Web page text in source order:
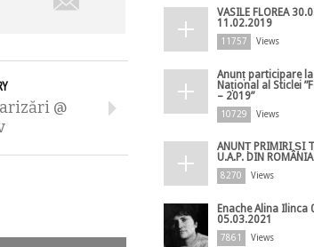
@
VASILE FLOREA
11.02.2019
11757 Views
Anunț participare la
Național al Sticlei
– 2019”
10729 Views
ANUNȚ PRIMIRI ȘI
U.A.P. DIN
8270 Views
Enache Alina Ilinca
05.03.2021
7861 Views